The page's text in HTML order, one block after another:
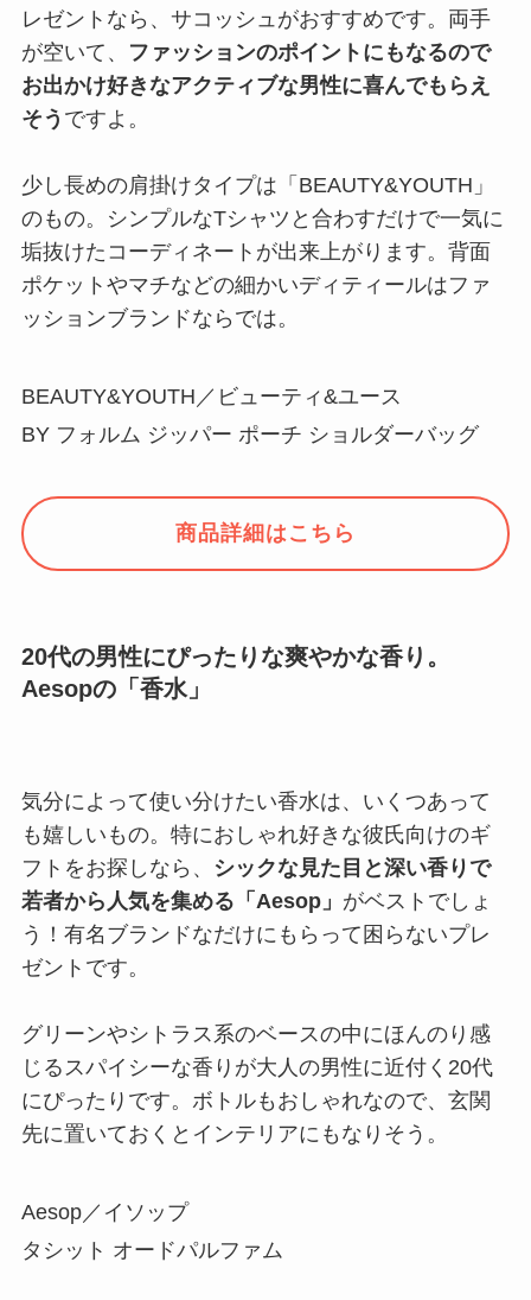
レゼントなら、サコッシュがおすすめです。両手
が空いて、
ファッションのポイントにもなるので
お出かけ好きなアクティブな男性に喜んでもらえ
そう ですよ。
少し長めの肩掛けタイプは「BEAUTY&YOUTH」
のもの。シンプルなTシャツと合わすだけで一気に
垢抜けたコーディネートが出来上がります。背面
ポケットやマチなどの細かいディティールはファ
ッションブランドならでは。
BEAUTY&YOUTH／ビューティ&ユース
BY フォルム ジッパー ポーチ ショルダーバッグ
商品詳細はこちら
20代の男性にぴったりな爽やかな香り。
Aesopの「香水」
気分によって使い分けたい香水は、いくつあって
も嬉しいもの。特におしゃれ好きな彼氏向けのギ
フトをお探しなら、
シックな見た目と深い香りで
若者から人気を集める「Aesop」 がベストでしょ
う！有名ブランドなだけにもらって困らないプレ
ゼントです。
グリーンやシトラス系のベースの中にほんのり感
じるスパイシーな香りが大人の男性に近付く20代
にぴったりです。ボトルもおしゃれなので、玄関
先に置いておくとインテリアにもなりそう。
Aesop／イソップ
タシット オードパルファム